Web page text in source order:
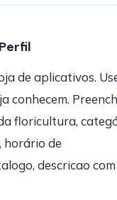
de aplicativos.
conhecem.
floricultura,
horário de
descricao